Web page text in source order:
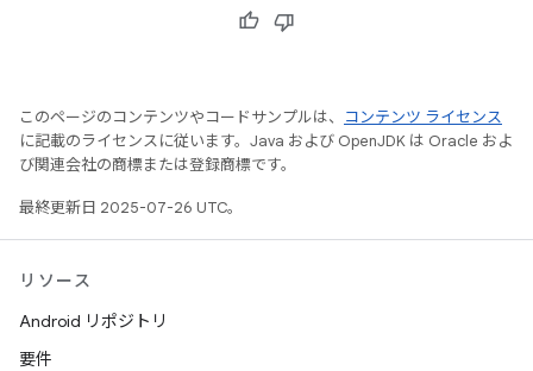
このページのコンテンツやコードサンプルは、
コンテンツ ライセンス
に記載のライセンスに従います。Java および OpenJDK は Oracle およ
び関連会社の商標または登録商標です。
最終更新日 2025-07-26 UTC。
リソース
Android リポジトリ
要件